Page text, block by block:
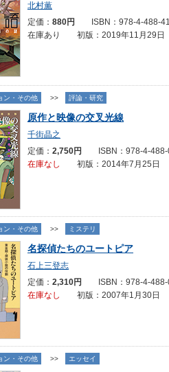
北村薫
定価： 880円
ISBN：978-4-488-
在庫あり 初版：2019年11月29日
ン・その他 >> 評論・研究
原作と映像の交叉光線
千街晶之
定価： 2,750円
ISBN：978-4-488-
在庫なし
初版：2014年7月25日
ン・その他 >> ミステリ
名探偵たちのユートピア
石上三登志
定価： 2,310円
ISBN：978-4-488-
在庫なし
初版：2007年1月30日
ン・その他 >> エッセイ